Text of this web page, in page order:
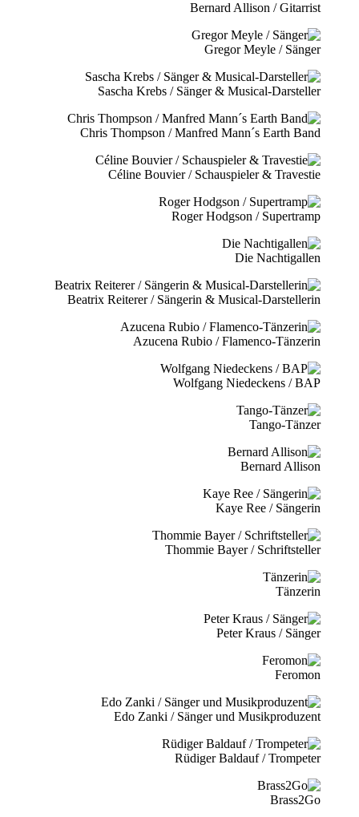
Bernard Allison / Gitarrist
Gregor Meyle / Sänger
Sascha Krebs / Sänger & Musical-Darsteller
Chris Thompson / Manfred Mann´s Earth Band
Céline Bouvier / Schauspieler & Travestie
Roger Hodgson / Supertramp
Die Nachtigallen
Beatrix Reiterer / Sängerin & Musical-Darstellerin
Azucena Rubio / Flamenco-Tänzerin
Wolfgang Niedeckens / BAP
Tango-Tänzer
Bernard Allison
Kaye Ree / Sängerin
Thommie Bayer / Schriftsteller
Tänzerin
Peter Kraus / Sänger
Feromon
Edo Zanki / Sänger und Musikproduzent
Rüdiger Baldauf / Trompeter
Brass2Go